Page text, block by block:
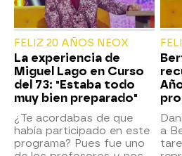
FELIZ 20 AÑOS NEOX
La experiencia de
Miguel Lago en Curso
del 73: "Estaba todo
muy bien preparado"
¿Te acordabas de que
había participado en este
programa? Pues fue uno
a